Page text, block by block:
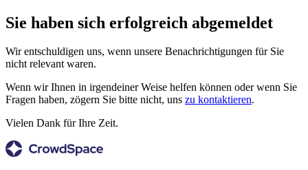
Sie haben sich erfolgreich abgemeldet
Wir entschuldigen uns, wenn unsere Benachrichtigungen für Sie
nicht relevant waren.
Wenn wir Ihnen in irgendeiner Weise helfen können oder wenn Sie
Fragen haben, zögern Sie bitte nicht, uns zu kontaktieren.
Vielen Dank für Ihre Zeit.